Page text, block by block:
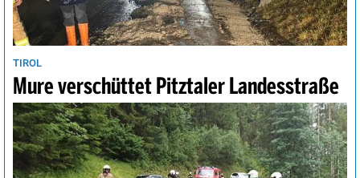
TIROL
Mure verschüttet Pitztaler Landesstraße